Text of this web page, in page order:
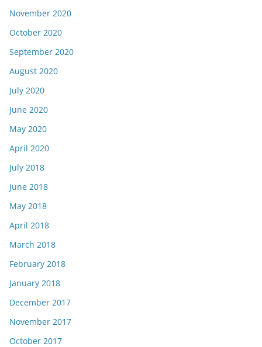
November 2020
October 2020
September 2020
August 2020
July 2020
June 2020
May 2020
April 2020
July 2018
June 2018
May 2018
April 2018
March 2018
February 2018
January 2018
December 2017
November 2017
October 2017